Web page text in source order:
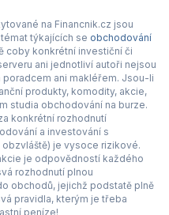
na Financnik.cz jsou
týkajících se obchodování
coby konkrétní investiční či
ani jednotliví autoři nejsou
ani makléřem. Jsou-li
produkty, komodity, akcie,
studia obchodování na burze.
konkrétní rozhodnutí
a investování s
je vysoce rizikové.
je odpovědností každého
rozhodnutí plnou
obchodů, jejichž podstatě plně
pravidla, kterým je třeba
peníze!